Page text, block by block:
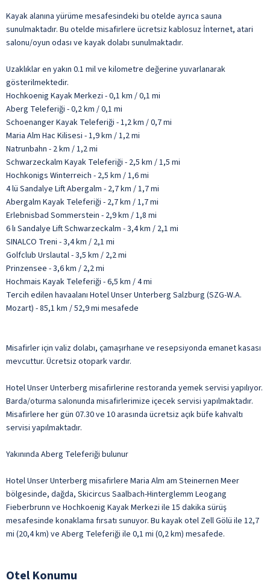
Kayak alanına yürüme mesafesindeki bu otelde ayrıca sauna
sunulmaktadır. Bu otelde misafirlere ücretsiz kablosuz İnternet, atari
salonu/oyun odası ve kayak dolabı sunulmaktadır.
Uzaklıklar en yakın 0.1 mil ve kilometre değerine yuvarlanarak
gösterilmektedir.
Hochkoenig Kayak Merkezi - 0,1 km / 0,1 mi
Aberg Teleferiği - 0,2 km / 0,1 mi
Schoenanger Kayak Teleferiği - 1,2 km / 0,7 mi
Maria Alm Hac Kilisesi - 1,9 km / 1,2 mi
Natrunbahn - 2 km / 1,2 mi
Schwarzeckalm Kayak Teleferiği - 2,5 km / 1,5 mi
Hochkonigs Winterreich - 2,5 km / 1,6 mi
4 lü Sandalye Lift Abergalm - 2,7 km / 1,7 mi
Abergalm Kayak Teleferiği - 2,7 km / 1,7 mi
Erlebnisbad Sommerstein - 2,9 km / 1,8 mi
6 lı Sandalye Lift Schwarzeckalm - 3,4 km / 2,1 mi
SINALCO Treni - 3,4 km / 2,1 mi
Golfclub Urslautal - 3,5 km / 2,2 mi
Prinzensee - 3,6 km / 2,2 mi
Hochmais Kayak Teleferiği - 6,5 km / 4 mi
Tercih edilen havaalanı Hotel Unser Unterberg Salzburg (SZG-W.A.
Mozart) - 85,1 km / 52,9 mi mesafede
Misafirler için valiz dolabı, çamaşırhane ve resepsiyonda emanet kasası
mevcuttur. Ücretsiz otopark vardır.
Hotel Unser Unterberg misafirlerine restoranda yemek servisi yapılıyor.
Barda/oturma salonunda misafirlerimize içecek servisi yapılmaktadır.
Misafirlere her gün 07.30 ve 10 arasında ücretsiz açık büfe kahvaltı
servisi yapılmaktadır.
Yakınında Aberg Teleferiği bulunur
Hotel Unser Unterberg misafirlere Maria Alm am Steinernen Meer
bölgesinde, dağda, Skicircus Saalbach-Hinterglemm Leogang
Fieberbrunn ve Hochkoenig Kayak Merkezi ile 15 dakika sürüş
mesafesinde konaklama fırsatı sunuyor. Bu kayak otel Zell Gölü ile 12,7
mi (20,4 km) ve Aberg Teleferiği ile 0,1 mi (0,2 km) mesafede.
Otel Konumu